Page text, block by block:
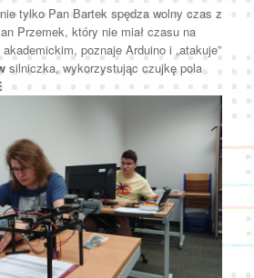
tylko Pan Bartek spędza wolny czas z
Przemek, który nie miał czasu na
poznaje Arduino i „atakuje”
silniczka, wykorzystując czujkę pola